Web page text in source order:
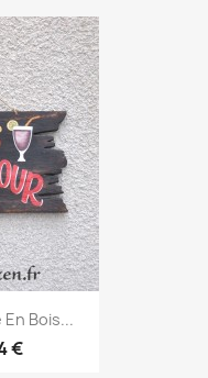
Bois...
€